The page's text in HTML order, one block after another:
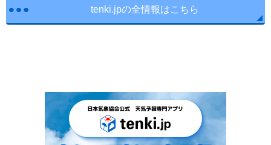
tenki.jpの全情報はこちら